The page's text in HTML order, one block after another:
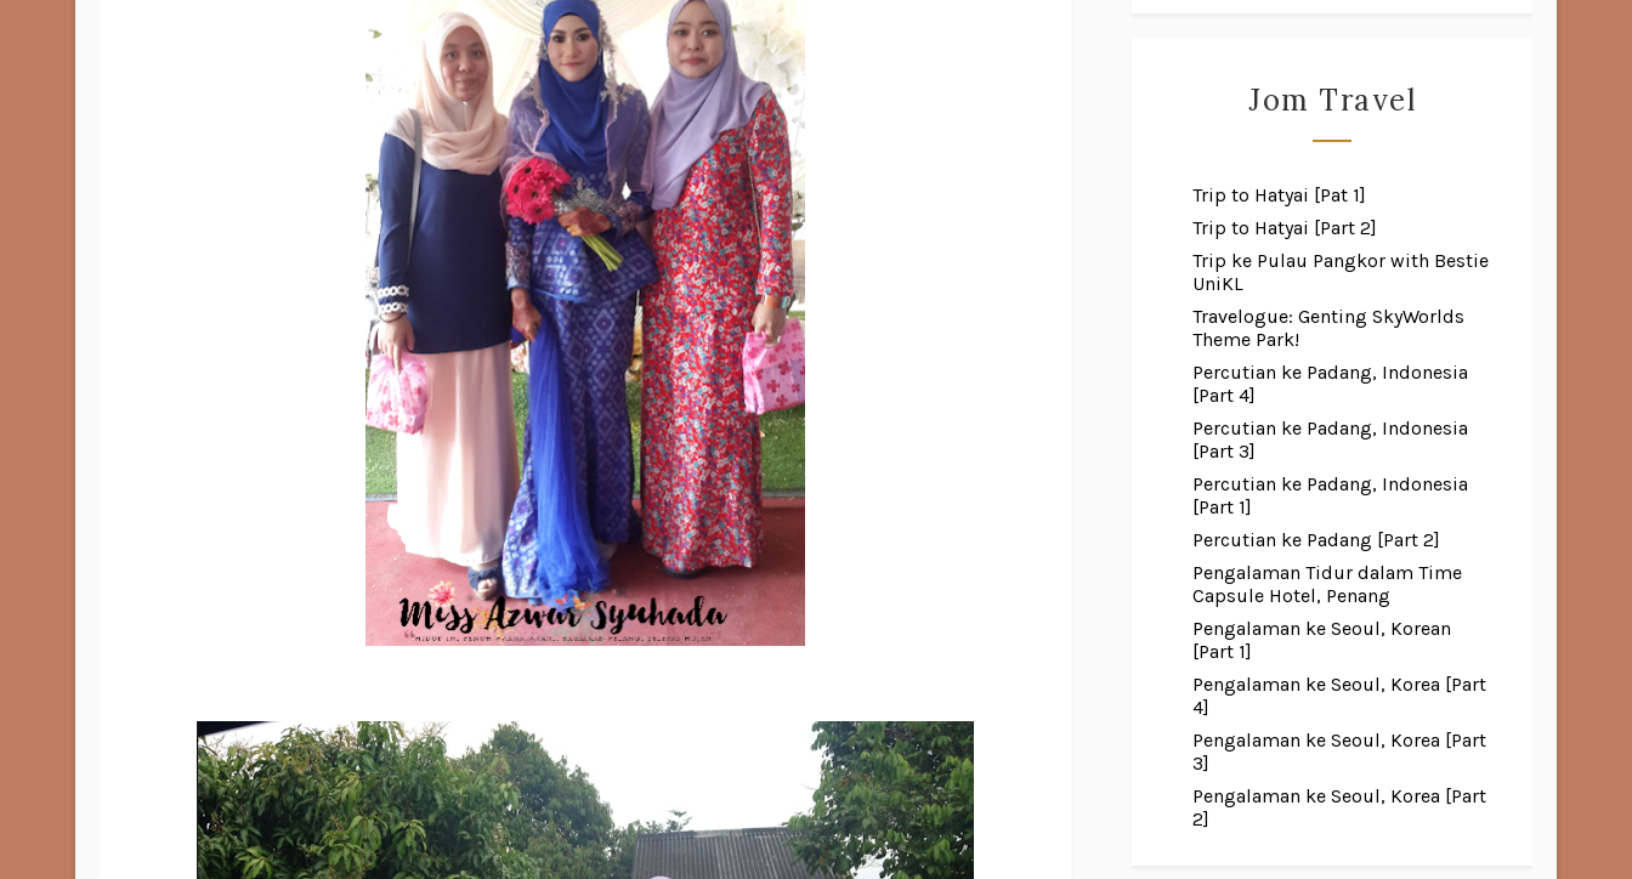
Jom Travel
Trip to Hatyai [Pat 1]
Trip to Hatyai [Part 2]
Trip ke Pulau Pangkor with Bestie
UniKL
Travelogue: Genting SkyWorlds
Theme Park!
Percutian ke Padang, Indonesia
[Part 4]
Percutian ke Padang, Indonesia
[Part 3]
Percutian ke Padang, Indonesia
[Part 1]
Percutian ke Padang [Part 2]
Pengalaman Tidur dalam Time
Capsule Hotel, Penang
Pengalaman ke Seoul, Korean
[Part 1]
Pengalaman ke Seoul, Korea [Part
4]
Pengalaman ke Seoul, Korea [Part
3]
Pengalaman ke Seoul, Korea [Part
2]